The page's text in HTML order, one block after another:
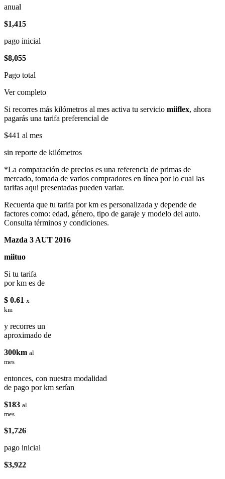
anual
$1,415
pago inicial
$8,055
Pago total
Ver completo
Si recorres más kilómetros al mes activa tu servicio miiflex, ahora
pagarás una tarifa preferencial de
$441 al mes
sin reporte de kilómetros
*La comparación de precios es una referencia de primas de
mercado, tomada de varios compradores en línea por lo cual las
tarifas aqui presentadas pueden variar.
Recuerda que tu tarifa por km es personalizada y depende de
factores como: edad, género, tipo de garaje y modelo del auto.
Consulta términos y condiciones.
Mazda 3 AUT 2016
miituo
Si tu tarifa
por km es de
$ 0.61 x
km
y recorres un
aproximado de
300km al
mes
entonces, con nuestra modalidad
de pago por km serían
$183 al
mes
$1,726
pago inicial
$3,922